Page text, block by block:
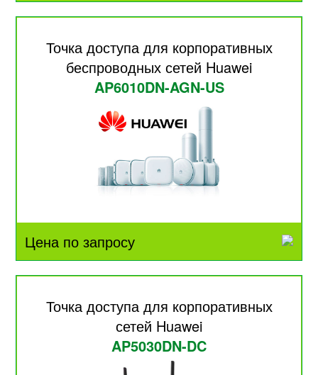
Точка доступа для корпоративных
беспроводных сетей Huawei
AP6010DN-AGN-US
Цена по запросу
Точка доступа для корпоративных
сетей Huawei
AP5030DN-DC